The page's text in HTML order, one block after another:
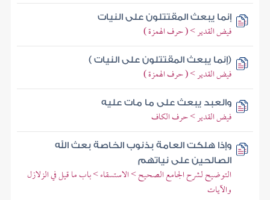
إنما يبعث المقتتلون على النيات
فيض القدير > ( حرف الهمزة )
(إنما يبعث المقتتلون على النيات )
فيض القدير > ( حرف الهمزة )
والعبد يبعث على ما مات عليه
فيض القدير > حرف الكاف
وإذا هلكت العامة بذنوب الخاصة بعث الله
الصالحين على نياتهم
التوضيح لشرح الجامع الصحيح > الاستسقاء > باب ما قيل في الزلازل
والآيات